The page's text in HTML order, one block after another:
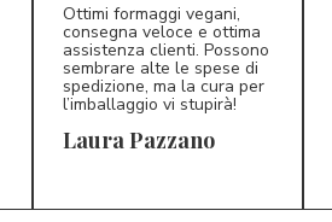
LP 5/5
Ottimi formaggi vegani,
consegna veloce e ottima
assistenza clienti. Possono
sembrare alte le spese di
spedizione, ma la cura per
l’imballaggio vi stupirà!
Laura Pazzano